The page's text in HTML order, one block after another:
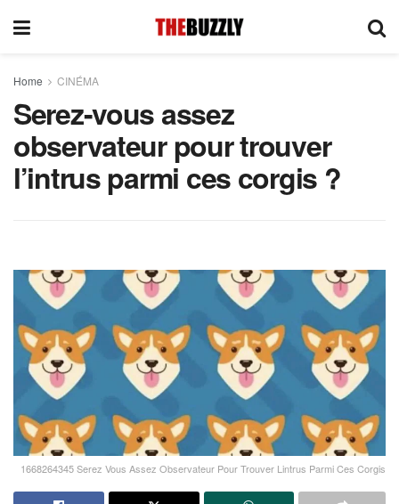
Home CINÉMA
Serez-vous assez
observateur pour trouver
l’intrus parmi ces corgis ?
1668264345 Serez Vous Assez Observateur Pour Trouver Lintrus Parmi Ces Corgis